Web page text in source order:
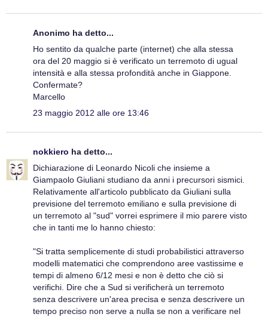
Anonimo ha detto...
Ho sentito da qualche parte (internet) che alla stessa
ora del 20 maggio si è verificato un terremoto di ugual
intensità e alla stessa profondità anche in Giappone.
Confermate?
Marcello
23 maggio 2012 alle ore 13:46
nokkiero ha detto...
Dichiarazione di Leonardo Nicoli che insieme a
Giampaolo Giuliani studiano da anni i precursori sismici.
Relativamente all'articolo pubblicato da Giuliani sulla
previsione del terremoto emiliano e sulla previsione di
un terremoto al "sud" vorrei esprimere il mio parere visto
che in tanti me lo hanno chiesto:
"Si tratta semplicemente di studi probabilistici attraverso
modelli matematici che comprendono aree vastissime e
tempi di almeno 6/12 mesi e non è detto che ciò si
verifichi. Dire che a Sud si verificherà un terremoto
senza descrivere un'area precisa e senza descrivere un
tempo preciso non serve a nulla se non a verificare nel